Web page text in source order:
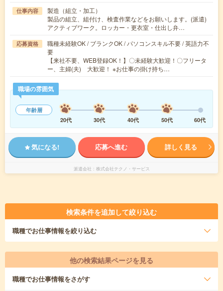
仕事内容
製造（組立・加工）
製品の組立、組付け、検査作業などをお願いします。(派遣)
アクティブワーク。ロッカー・更衣室・仕出し弁…
応募資格
職種未経験OK / ブランクOK / パソコンスキル不要 / 英語力不
要
【来社不要、WEB登録OK！】〇未経験大歓迎！〇フリータ
ー、主婦(夫) 大歓迎！ ※お仕事の掛け持ち…
職場の雰囲気
年齢層
20代
30代 40代 50代 60代
気になる! 応募へ進む 詳しく見る
派遣会社 株式会社テクノ・サービス
検索条件を追加して絞り込む
職種でお仕事情報を絞り込む
他の検索結果ページを見る
職種でお仕事情報をさがす